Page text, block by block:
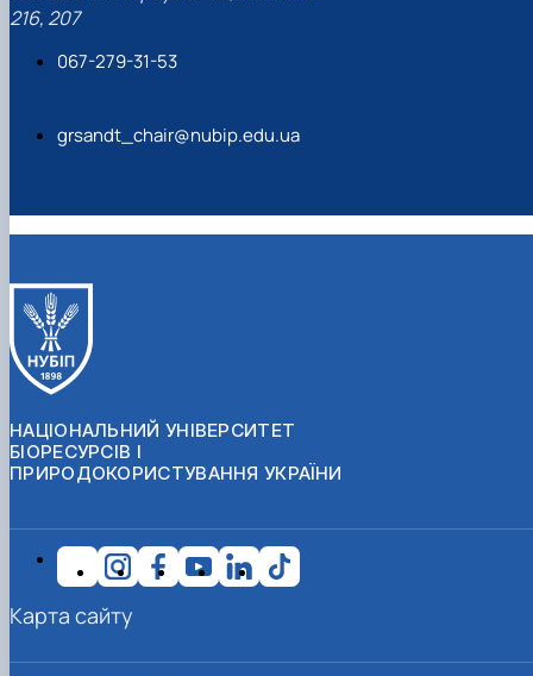
216, 207
067-279-31-53
grsandt_chair@nubip.edu.ua
НАЦІОНАЛЬНИЙ УНІВЕРСИТЕТ
БІОРЕСУРСІВ І
ПРИРОДОКОРИСТУВАННЯ УКРАЇНИ
Карта сайту